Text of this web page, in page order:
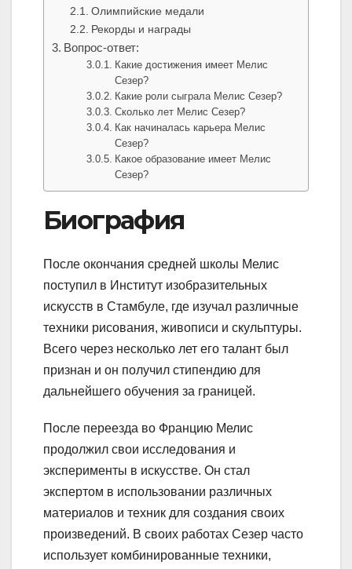
Олимпийские медали
Рекорды и награды
Вопрос-ответ:
Какие достижения имеет Мелис
Сезер?
Какие роли сыграла Мелис Сезер?
Сколько лет Мелис Сезер?
Как начиналась карьера Мелис
Сезер?
Какое образование имеет Мелис
Сезер?
Биография
После окончания средней школы Мелис
поступил в Институт изобразительных
искусств в Стамбуле, где изучал различные
техники рисования, живописи и скульптуры.
Всего через несколько лет его талант был
признан и он получил стипендию для
дальнейшего обучения за границей.
После переезда во Францию Мелис
продолжил свои исследования и
эксперименты в искусстве. Он стал
экспертом в использовании различных
материалов и техник для создания своих
произведений. В своих работах Сезер часто
использует комбинированные техники,